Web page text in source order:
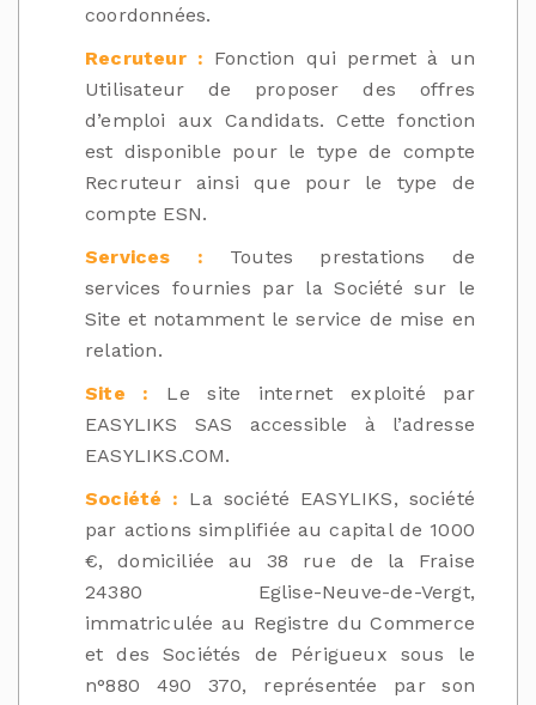
coordonnées.
Recruteur : Fonction qui permet à un
Utilisateur de proposer des offres
d’emploi aux Candidats. Cette fonction
est disponible pour le type de compte
Recruteur ainsi que pour le type de
compte ESN.
Services : Toutes prestations de
services fournies par la Société sur le
Site et notamment le service de mise en
relation.
Site : Le site internet exploité par
EASYLIKS SAS accessible à l’adresse
EASYLIKS.COM.
Société : La société EASYLIKS, société
par actions simplifiée au capital de 1000
€, domiciliée au 38 rue de la Fraise
24380 Eglise-Neuve-de-Vergt,
immatriculée au Registre du Commerce
et des Sociétés de Périgueux sous le
n°880 490 370, représentée par son